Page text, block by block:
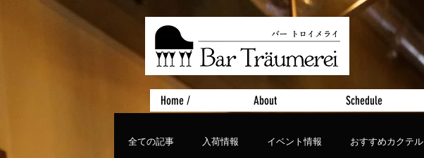
Home / About Schedule
全ての記事 入荷情報 イベント情報 おすすめカクテル